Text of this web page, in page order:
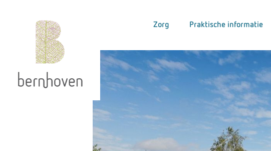
Zorg Praktische informatie